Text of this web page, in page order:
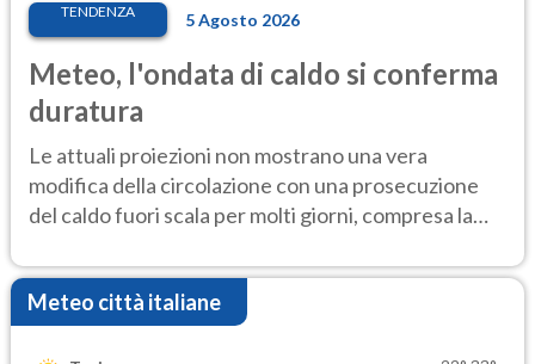
TENDENZA 5 Agosto 2026
Meteo, l'ondata di caldo si conferma
duratura
Le attuali proiezioni non mostrano una vera
modifica della circolazione con una prosecuzione
del caldo fuori scala per molti giorni, compresa la
Meteo città italiane